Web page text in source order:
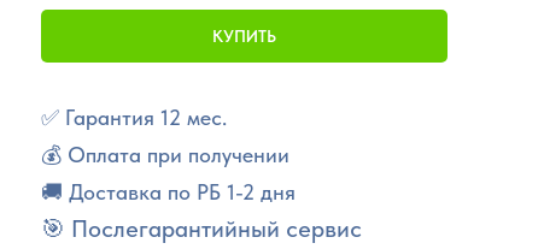
КУПИТЬ
✅ Гарантия 12 мес.
💰 Оплата при получении
🚚 Доставка по РБ 1-2 дня
🎯 Послегарантийный сервис